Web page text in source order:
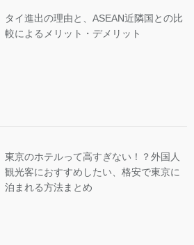
タイ進出の理由と、ASEAN近隣国との比
較によるメリット・デメリット
東京のホテルって高すぎない！？外国人
観光客におすすめしたい、格安で東京に
泊まれる方法まとめ